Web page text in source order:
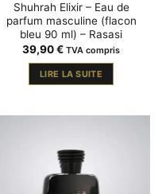
Shuhrah Elixir – Eau de
parfum masculine (flacon
bleu 90 ml) – Rasasi
39,90€ TVA compris
LIRE LA SUITE